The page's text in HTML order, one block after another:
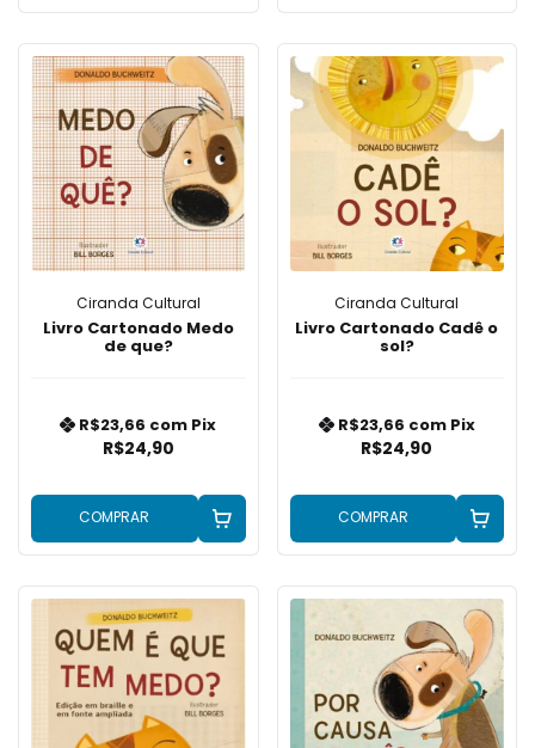
Ciranda Cultural
Livro Cartonado Medo
de que?
R$24,90
R$23,66 com Pix
COMPRAR
Ciranda Cultural
Livro Cartonado Cadê o
sol?
R$24,90
R$23,66 com Pix
COMPRAR